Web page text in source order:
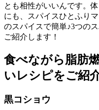
とも相性がいいんです。
にも、スパイスひとふり
のスパイスで簡単♪3つの
ご紹介します！
食べながら脂肪
いレシピをご紹
黒コショウ